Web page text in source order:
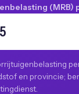
(MRB)
en provincie;